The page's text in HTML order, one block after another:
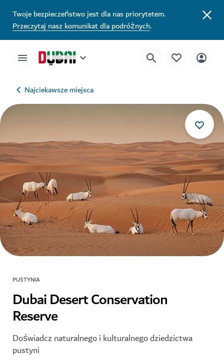
Twoje bezpieczeństwo jest dla nas priorytetem.
Przeczytaj nasz komunikat dla podróżnych.
Najciekawsze miejsca
PUSTYNIA
Dubai Desert Conservation
Reserve
Doświadcz naturalnego i kulturalnego dziedzictwa
pustyni